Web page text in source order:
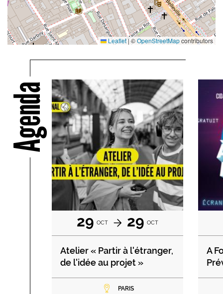
Leaflet |©OpenStreetMapcontributors
Agenda
29 OCT 29 OCT
Atelier « Partir à l'étranger,
de l'idée au projet »
PARIS
A